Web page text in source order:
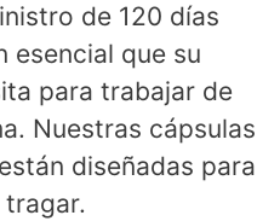
de 120 días
esencial que su
para trabajar de
Nuestras cápsulas
diseñadas para